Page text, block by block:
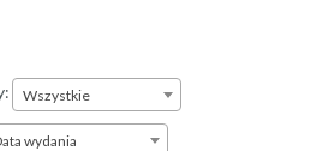
Wszystkie
wydania